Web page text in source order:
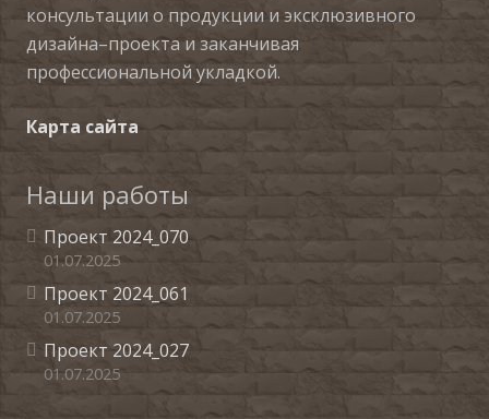
консультации о продукции и эксклюзивного
дизайна–проекта и заканчивая
профессиональной укладкой.
Карта сайта
Наши работы
Проект 2024_070
01.07.2025
Проект 2024_061
01.07.2025
Проект 2024_027
01.07.2025